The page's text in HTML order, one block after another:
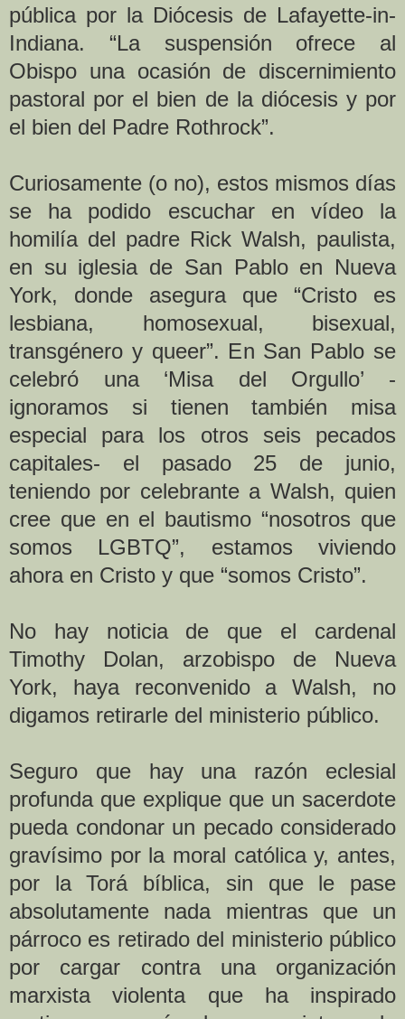
pública por la Diócesis de Lafayette-in-
Indiana. “La suspensión ofrece al
Obispo una ocasión de discernimiento
pastoral por el bien de la diócesis y por
el bien del Padre Rothrock”.
Curiosamente (o no), estos mismos días
se ha podido escuchar en vídeo la
homilía del padre Rick Walsh, paulista,
en su iglesia de San Pablo en Nueva
York, donde asegura que “Cristo es
lesbiana, homosexual, bisexual,
transgénero y queer”. En San Pablo se
celebró una ‘Misa del Orgullo’ -
ignoramos si tienen también misa
especial para los otros seis pecados
capitales- el pasado 25 de junio,
teniendo por celebrante a Walsh, quien
cree que en el bautismo “nosotros que
somos LGBTQ”, estamos viviendo
ahora en Cristo y que “somos Cristo”.
No hay noticia de que el cardenal
Timothy Dolan, arzobispo de Nueva
York, haya reconvenido a Walsh, no
digamos retirarle del ministerio público.
Seguro que hay una razón eclesial
profunda que explique que un sacerdote
pueda condonar un pecado considerado
gravísimo por la moral católica y, antes,
por la Torá bíblica, sin que le pase
absolutamente nada mientras que un
párroco es retirado del ministerio público
por cargar contra una organización
marxista violenta que ha inspirado